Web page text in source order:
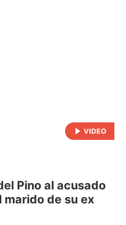
Pino al acusado
marido de su ex